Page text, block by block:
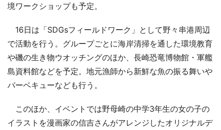
境ワークショップも予定。
16日は「SDGsフィールドワーク」として野々串港周辺
で活動を行う。グループごとに海岸清掃を通した環境教育
や磯の生き物ウオッチングのほか、長崎恐竜博物館・軍艦
島資料館などを予定。地元漁師から新鮮な魚の振る舞いや
バーベキューなども行う。
このほか、イベントでは野母崎の中学3年生の女の子の
イラストを漫画家の信吉さんがアレンジしたオリジナルデ